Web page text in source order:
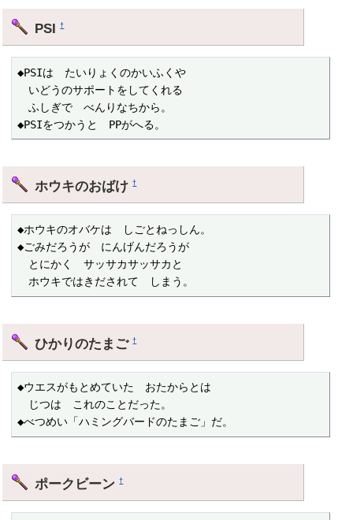
PSI†
◆PSIは　たいりょくのかいふくや
いどうのサポートをしてくれる
ふしぎで　べんりなちから。
◆PSIをつかうと　PPがへる。
ホウキのおばけ†
◆ホウキのオバケは　しごとねっしん。
◆ごみだろうが　にんげんだろうが
とにかく　サッサカサッサカと
ホウキではきだされて　しまう。
ひかりのたまご†
◆ウエスがもとめていた　おたからとは
じつは　これのことだった。
◆べつめい「ハミングバードのたまご」だ。
ポークビーン†